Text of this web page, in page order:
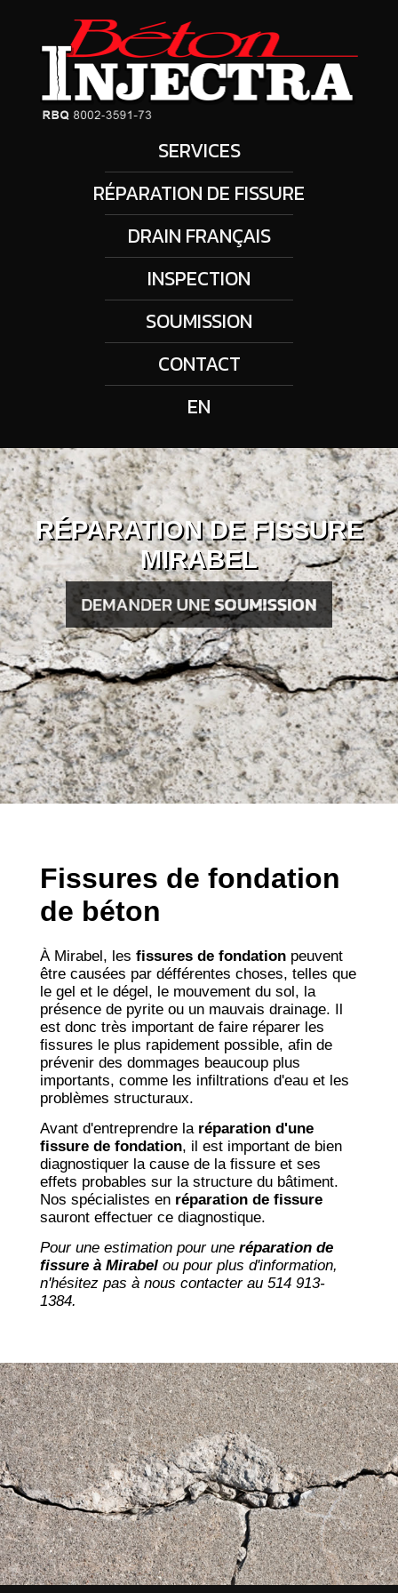
SERVICES
RÉPARATION DE FISSURE
DRAIN FRANÇAIS
INSPECTION
SOUMISSION
CONTACT
EN
RÉPARATION DE FISSURE
MIRABEL
Fissures de fondation
de béton
À Mirabel, les fissures de fondation peuvent
être causées par défférentes choses, telles que
le gel et le dégel, le mouvement du sol, la
présence de pyrite ou un mauvais drainage. Il
est donc très important de faire réparer les
fissures le plus rapidement possible, afin de
prévenir des dommages beaucoup plus
importants, comme les infiltrations d'eau et les
problèmes structuraux.
Avant d'entreprendre la réparation d'une
fissure de fondation, il est important de bien
diagnostiquer la cause de la fissure et ses
effets probables sur la structure du bâtiment.
Nos spécialistes en réparation de fissure
sauront effectuer ce diagnostique.
Pour une estimation pour une réparation de
fissure à Mirabel ou pour plus d'information,
n'hésitez pas à nous contacter au 514 913-
1384.